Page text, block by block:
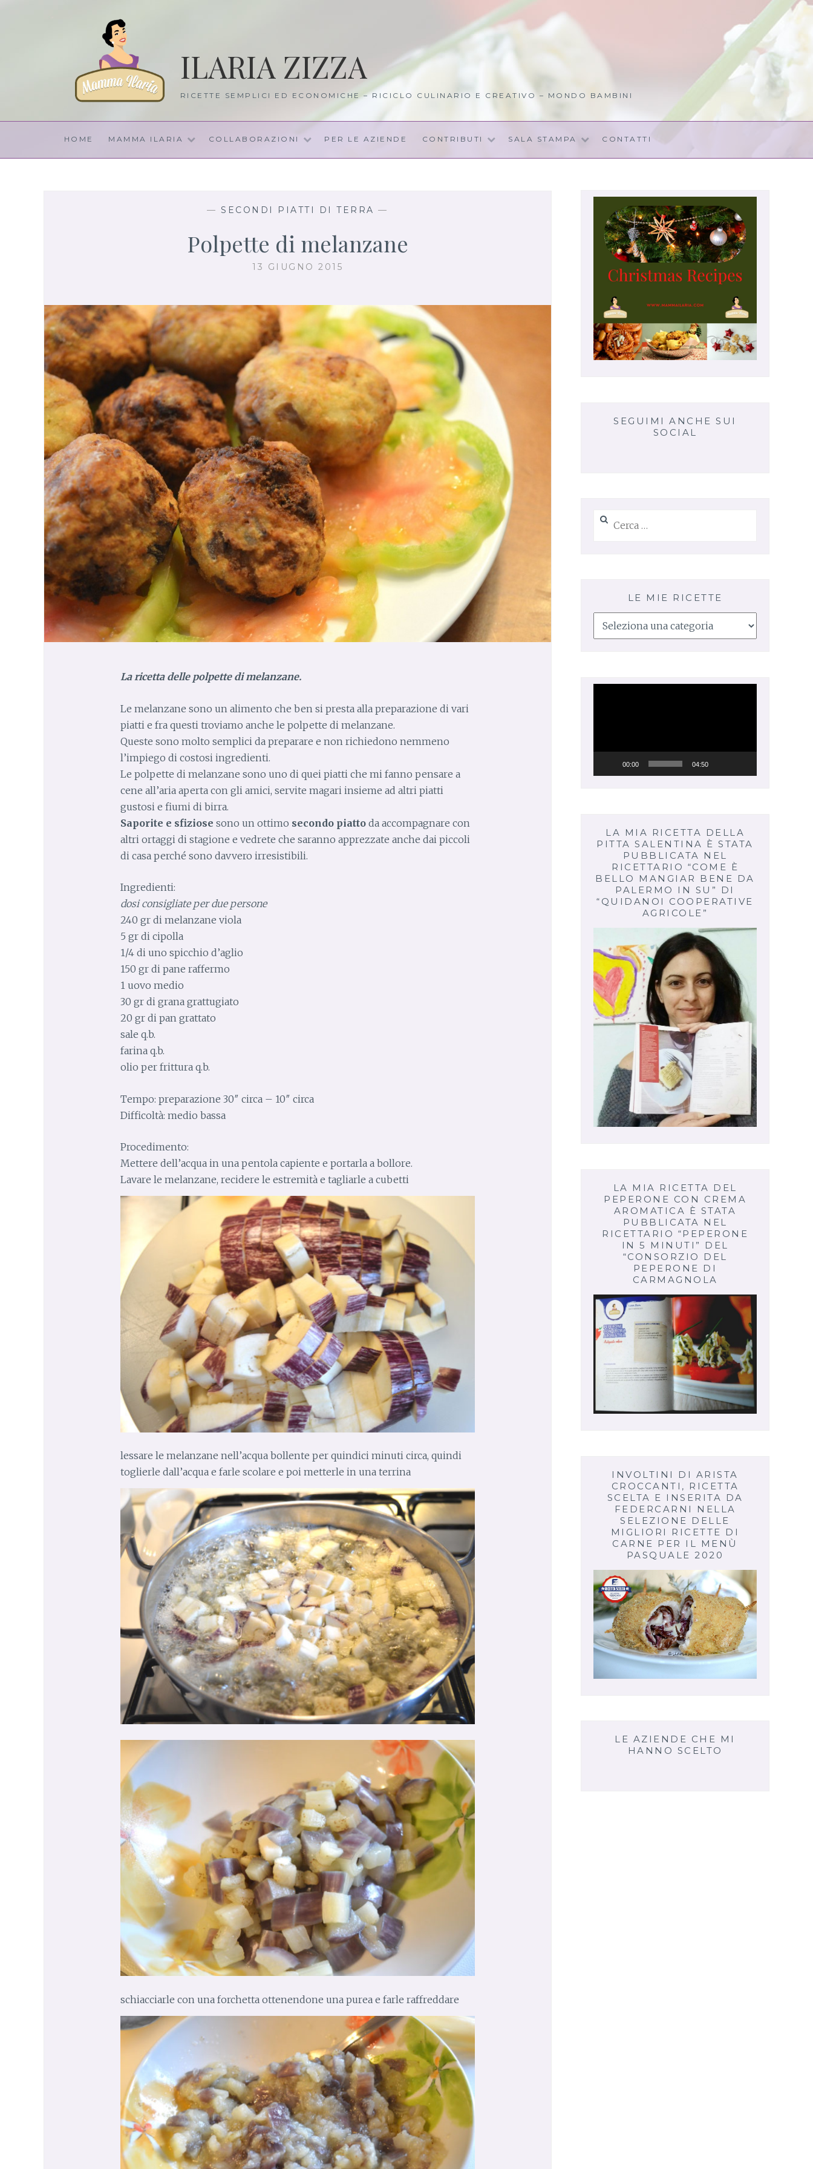
ILARIA ZIZZA
RICETTE SEMPLICI ED ECONOMICHE – RICICLO CULINARIO E CREATIVO – MONDO BAMBINI
HOME MAMMA ILARIA COLLABORAZIONI PER LE AZIENDE CONTRIBUTI SALA STAMPA CONTATTI
—SECONDI PIATTI DI TERRA —
Polpette di melanzane
13 GIUGNO 2015
La ricetta delle polpette di melanzane.
Le melanzane sono un alimento che ben si presta alla preparazione di vari
piatti e fra questi troviamo anche le polpette di melanzane.
Queste sono molto semplici da preparare e non richiedono nemmeno
l’impiego di costosi ingredienti.
Le polpette di melanzane sono uno di quei piatti che mi fanno pensare a
cene all’aria aperta con gli amici, servite magari insieme ad altri piatti
gustosi e fiumi di birra.
Saporite e sfiziose sono un ottimo secondo piattoda accompagnare con
altri ortaggi di stagione e vedrete che saranno apprezzate anche dai piccoli
di casa perché sono davvero irresistibili.
Ingredienti:
dosi consigliate per due persone
240 gr di melanzane viola
5 gr di cipolla
1/4 di uno spicchio d’aglio
150 gr di pane raffermo
1 uovo medio
30 gr di grana grattugiato
20 gr di pan grattato
sale q.b.
farina q.b.
olio per frittura q.b.
Tempo: preparazione 30″ circa – 10″ circa
Difficoltà: medio bassa
Procedimento:
Mettere dell’acqua in una pentola capiente e portarla a bollore.
Lavare le melanzane, recidere le estremità e tagliarle a cubetti
lessare le melanzane nell’acqua bollente per quindici minuti circa, quindi
toglierle dall’acqua e farle scolare e poi metterle in una terrina
schiacciarle con una forchetta ottenendone una purea e farle raffreddare
SEGUIMI ANCHE SUI
SOCIAL
per:
LE MIE RICETTE
mie
00:00 04:50
LA MIA RICETTA DELLA
PITTA SALENTINA È STATA
PUBBLICATA NEL
RICETTARIO “COME È
BELLO MANGIAR BENE DA
PALERMO IN SU” DI
“QUIDANOI COOPERATIVE
AGRICOLE”
LA MIA RICETTA DEL
PEPERONE CON CREMA
AROMATICA È STATA
PUBBLICATA NEL
RICETTARIO “PEPERONE
IN 5 MINUTI” DEL
“CONSORZIO DEL
PEPERONE DI
CARMAGNOLA
INVOLTINI DI ARISTA
CROCCANTI, RICETTA
SCELTA E INSERITA DA
FEDERCARNI NELLA
SELEZIONE DELLE
MIGLIORI RICETTE DI
CARNE PER IL MENÙ
PASQUALE 2020
LE AZIENDE CHE MI
HANNO SCELTO